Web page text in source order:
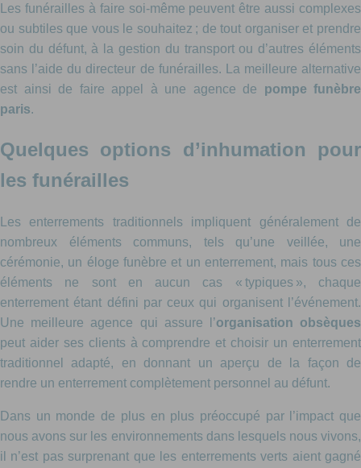
Les funérailles à faire soi-même peuvent être aussi complexes
ou subtiles que vous le souhaitez ; de tout organiser et prendre
soin du défunt, à la gestion du transport ou d’autres éléments
sans l’aide du directeur de funérailles. La meilleure alternative
est ainsi de faire appel à une agence de pompe funèbre
paris.
Quelques options d’inhumation pour
les funérailles
Les enterrements traditionnels impliquent généralement de
nombreux éléments communs, tels qu’une veillée, une
cérémonie, un éloge funèbre et un enterrement, mais tous ces
éléments ne sont en aucun cas « typiques », chaque
enterrement étant défini par ceux qui organisent l’événement.
Une meilleure agence qui assure l’organisation obsèques
peut aider ses clients à comprendre et choisir un enterrement
traditionnel adapté, en donnant un aperçu de la façon de
rendre un enterrement complètement personnel au défunt.
Dans un monde de plus en plus préoccupé par l’impact que
nous avons sur les environnements dans lesquels nous vivons,
il n’est pas surprenant que les enterrements verts aient gagné